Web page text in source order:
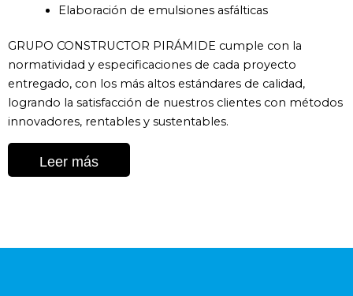
Elaboración de emulsiones asfálticas
GRUPO CONSTRUCTOR PIRÁMIDE cumple con la
normatividad y especificaciones de cada proyecto
entregado, con los más altos estándares de calidad,
logrando la satisfacción de nuestros clientes con métodos
innovadores, rentables y sustentables.
Leer más